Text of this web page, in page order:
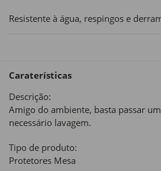
Resistente à água, respingos e
Caraterísticas
Descrição:
Amigo do ambiente, basta passar
necessário lavagem.
Tipo de produto:
Protetores Mesa